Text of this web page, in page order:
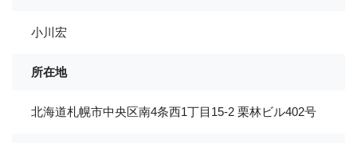
小川宏
所在地
北海道札幌市中央区南4条西1丁目15-2 栗林ビル402号